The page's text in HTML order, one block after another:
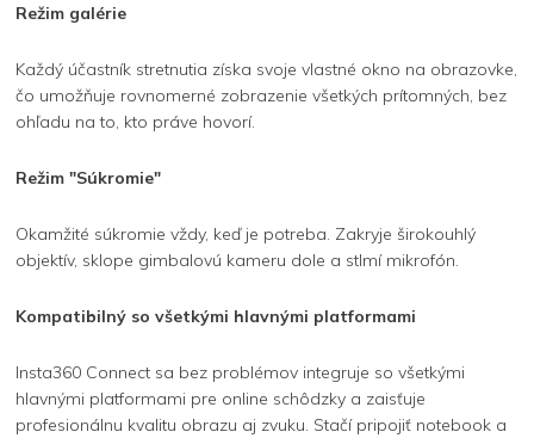
Režim galérie
Každý účastník stretnutia získa svoje vlastné okno na obrazovke,
čo umožňuje rovnomerné zobrazenie všetkých prítomných, bez
ohľadu na to, kto práve hovorí.
Režim "Súkromie"
Okamžité súkromie vždy, keď je potreba. Zakryje širokouhlý
objektív, sklope gimbalovú kameru dole a stlmí mikrofón.
Kompatibilný so všetkými hlavnými platformami
Insta360 Connect sa bez problémov integruje so všetkými
hlavnými platformami pre online schôdzky a zaisťuje
profesionálnu kvalitu obrazu aj zvuku. Stačí pripojiť notebook a